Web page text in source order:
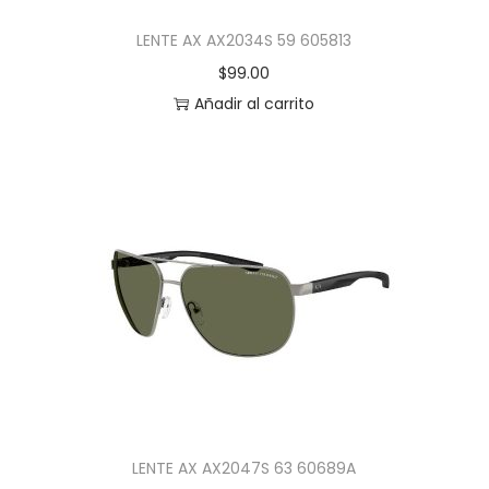
LENTE AX AX2034S 59 605813
$99.00
Añadir al carrito
LENTE AX AX2047S 63 60689A